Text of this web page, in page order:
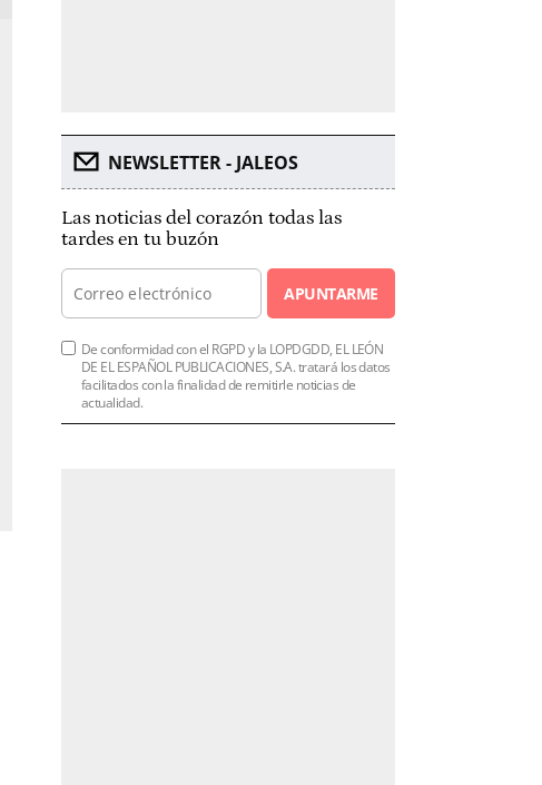
NEWSLETTER - JALEOS
Las noticias del corazón todas las
tardes en tu buzón
APUNTARME
De conformidad con el RGPD y la LOPDGDD, EL LEÓN
DE EL ESPAÑOL PUBLICACIONES, S.A. tratará los datos
facilitados con la finalidad de remitirle noticias de
actualidad.